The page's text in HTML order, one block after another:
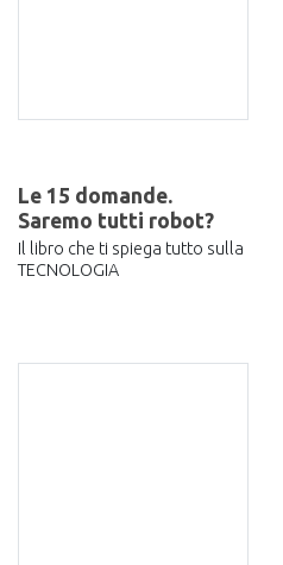
Le 15 domande.
Saremo tutti robot?
Il libro che ti spiega tutto sulla
TECNOLOGIA